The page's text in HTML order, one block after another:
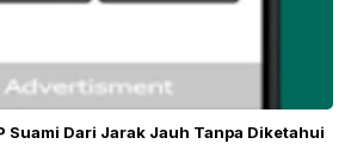
Suami Dari Jarak Jauh Tanpa Diketahui